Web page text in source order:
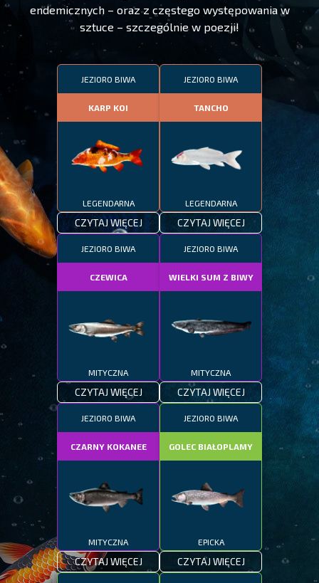
endemicznych – oraz z częstego występowania w
sztuce – szczególnie w poezji!
JEZIORO BIWA
KARP KOI
LEGENDARNA
CZYTAJ WIĘCEJ
JEZIORO BIWA
TANCHO
LEGENDARNA
CZYTAJ WIĘCEJ
JEZIORO BIWA
CZEWICA
MITYCZNA
CZYTAJ WIĘCEJ
JEZIORO BIWA
WIELKI SUM Z BIWY
MITYCZNA
CZYTAJ WIĘCEJ
JEZIORO BIWA
CZARNY KOKANEE
MITYCZNA
CZYTAJ WIĘCEJ
JEZIORO BIWA
GOLEC BIAŁOPLAMY
EPICKA
CZYTAJ WIĘCEJ